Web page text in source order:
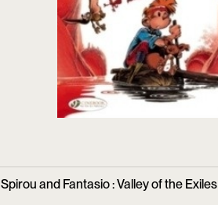
Spirou and Fantasio : Valley of the Exiles